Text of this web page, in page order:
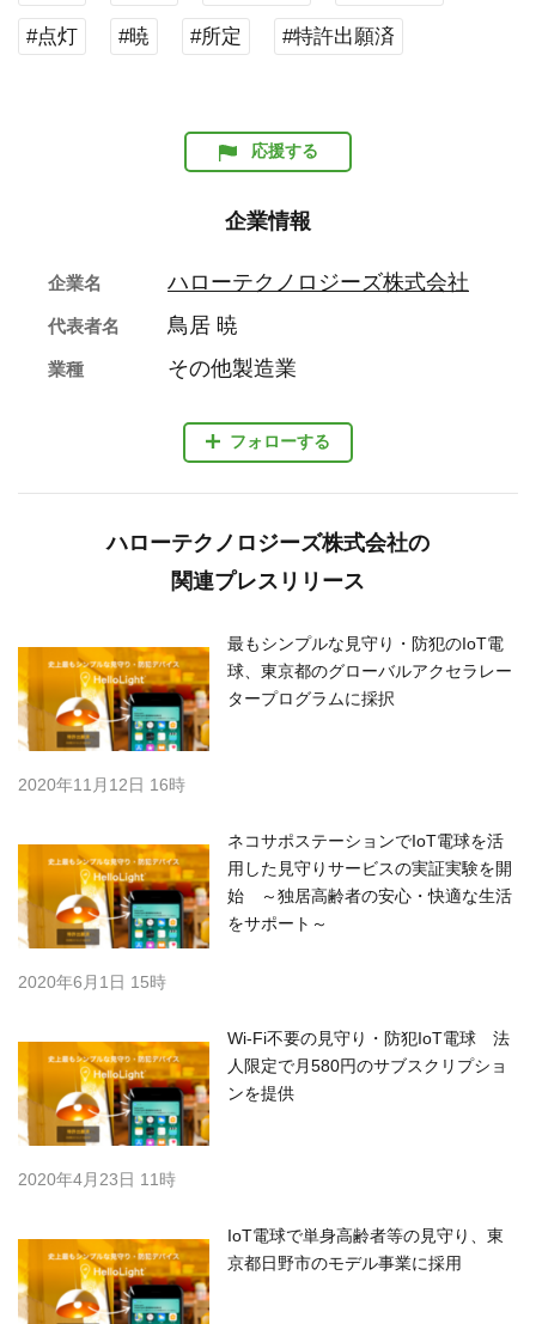
#点灯 #暁 #所定 #特許出願済
応援する
企業情報
フォローする
企業名 ハローテクノロジーズ株式会社
代表者名 鳥居 暁
業種 その他製造業
ハローテクノロジーズ株式会社の
関連プレスリリース
最もシンプルな見守り・防犯のIoT電
球、東京都のグローバルアクセラレー
タープログラムに採択
2020年11月12日 16時
ネコサポステーションでIoT電球を活
用した見守りサービスの実証実験を開
始 ～独居高齢者の安心・快適な生活
をサポート～
2020年6月1日 15時
Wi-Fi不要の見守り・防犯IoT電球 法
人限定で月580円のサブスクリプショ
ンを提供
2020年4月23日 11時
IoT電球で単身高齢者等の見守り、東
京都日野市のモデル事業に採用